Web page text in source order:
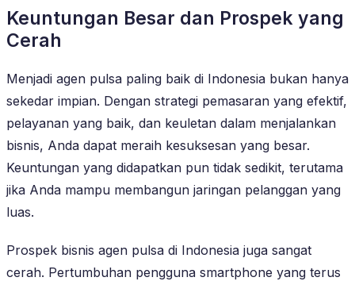
Keuntungan Besar dan Prospek yang
Cerah
Menjadi agen pulsa paling baik di Indonesia bukan hanya
sekedar impian. Dengan strategi pemasaran yang efektif,
pelayanan yang baik, dan keuletan dalam menjalankan
bisnis, Anda dapat meraih kesuksesan yang besar.
Keuntungan yang didapatkan pun tidak sedikit, terutama
jika Anda mampu membangun jaringan pelanggan yang
luas.
Prospek bisnis agen pulsa di Indonesia juga sangat
cerah. Pertumbuhan pengguna smartphone yang terus